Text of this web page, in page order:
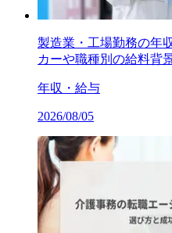
製造業・工場勤務の年
カーや職種別の給料背
年収・給与
2026/08/05